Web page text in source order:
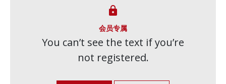

会员专属
You can’t see the text if you’re
not registered.